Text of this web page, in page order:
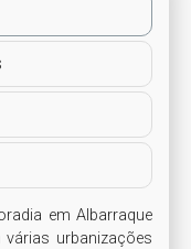
em Albarraque
urbanizações